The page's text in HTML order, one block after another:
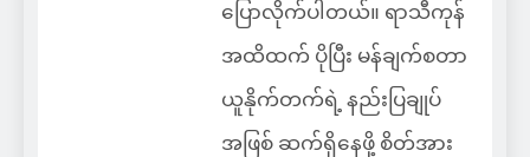
ပြောလိုက်ပါတယ်။ ရာသီကုန်
အထိထက် ပိုပြီး မန်ချက်စတာ
ယူနိုက်တက်ရဲ့ နည်းပြချုပ်
အဖြစ် ဆက်ရှိနေဖို့ စိတ်အား